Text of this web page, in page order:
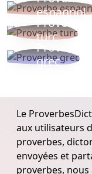
espagnol
Proverbe
turc
Proverbe
grec
Le
aux utilisateurs
proverbes,
envoyées et
proverbes,